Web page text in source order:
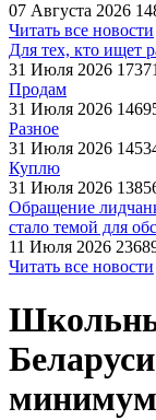
07 Августа 2026
Читать все новости
Для тех, кто ищет
31 Июля 2026
Продам
31 Июля 2026
Разное
31 Июля 2026
Куплю
31 Июля 2026
Обращение
стало темой для
11 Июля 2026
Читать все новости
минимум